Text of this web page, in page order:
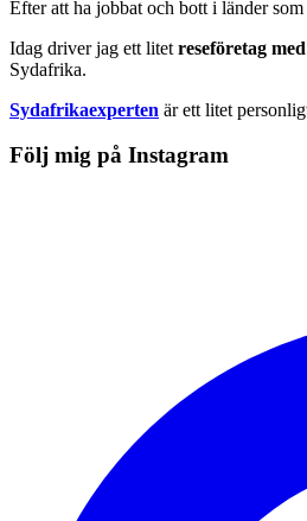
Efter att ha jobbat och bott i länder
Idag driver jag ett litet reseföretag
Sydafrika.
Sydafrikaexperten är ett litet
Följ mig på Instagram